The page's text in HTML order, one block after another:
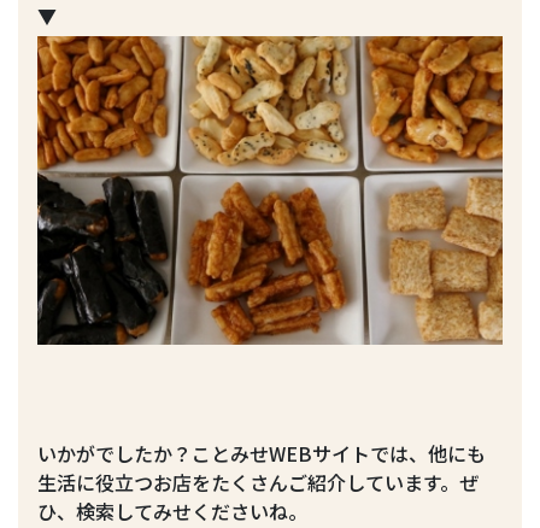
▼
いかがでしたか？ことみせWEBサイトでは、他にも
生活に役立つお店をたくさんご紹介しています。ぜ
ひ、検索してみせくださいね。